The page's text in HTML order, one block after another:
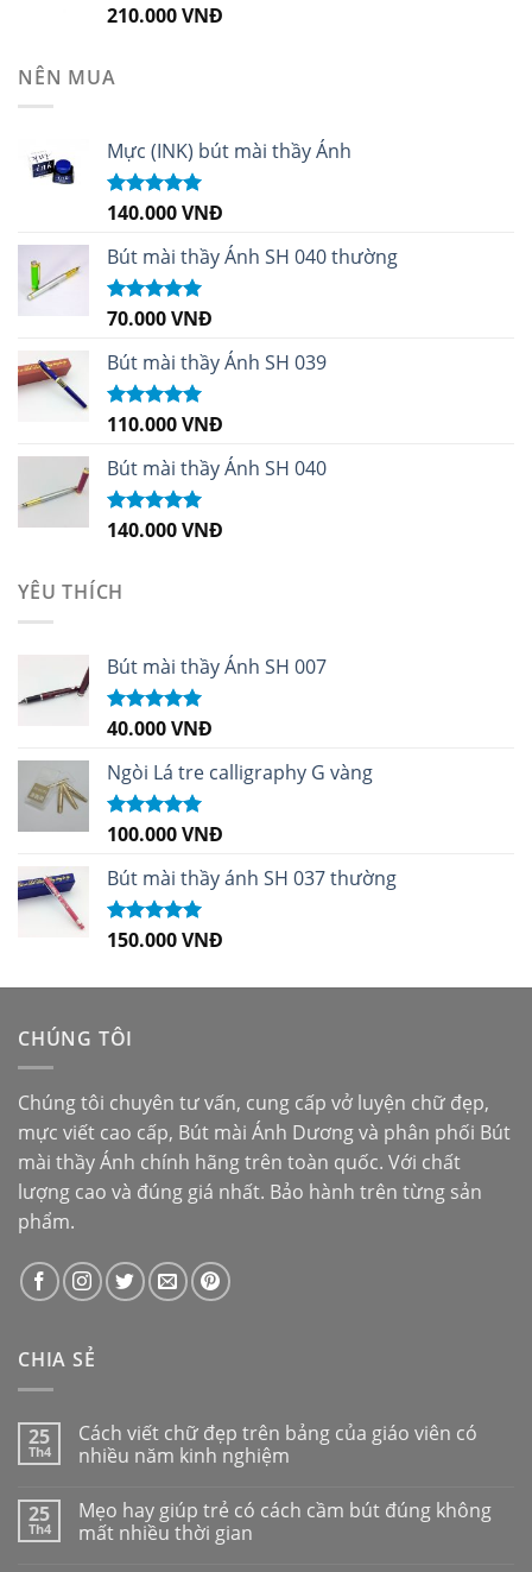
Được xếp
210.000VNĐ
NÊN MUA
Mực (INK) bút mài thầy Ánh
Được xếp
sao
140.000VNĐ
Bút mài thầy Ánh SH 040 thường
Được xếp
sao
70.000VNĐ
Bút mài thầy Ánh SH 039
Được xếp
sao
110.000VNĐ
Bút mài thầy Ánh SH 040
Được xếp
140.000VNĐ
YÊU THÍCH
Bút mài thầy Ánh SH 007
Được xếp
sao
40.000VNĐ
Ngòi Lá tre calligraphy G vàng
Được xếp
sao
100.000VNĐ
Bút mài thầy ánh SH 037 thường
Được xếp
150.000VNĐ
CHÚNG TÔI
Chúng tôi chuyên tư vấn, cung cấp vở luyện chữ đẹp,
mực viết cao cấp, Bút mài Ánh Dươngvà phân phối Bút
mài thầy Ánh chính hãng trên toàn quốc. Với chất
lượng cao và đúng giá nhất. Bảo hành trên từng sản
phẩm.
CHIA SẺ
25
Th4
Cách viết chữ đẹp trên bảng của giáo viên có
nhiều năm kinh nghiệm
25
Th4
Mẹo hay giúp trẻ có cách cầm bút đúng không
mất nhiều thời gian